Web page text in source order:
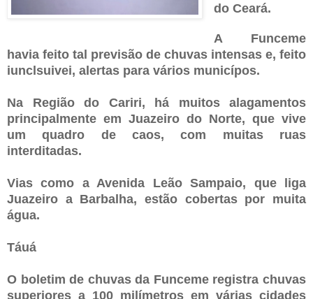
do Ceará.
A Funceme
havia feito tal previsão de chuvas intensas e, feito
iunclsuivei, alertas para vários municípos.
Na Região do Cariri, há muitos alagamentos
principalmente em Juazeiro do Norte, que vive
um quadro de caos, com muitas ruas
interditadas.
Vias como a Avenida Leão Sampaio, que liga
Juazeiro a Barbalha, estão cobertas por muita
água.
Táuá
O boletim de chuvas da Funceme registra chuvas
superiores a 100 milímetros em várias cidades